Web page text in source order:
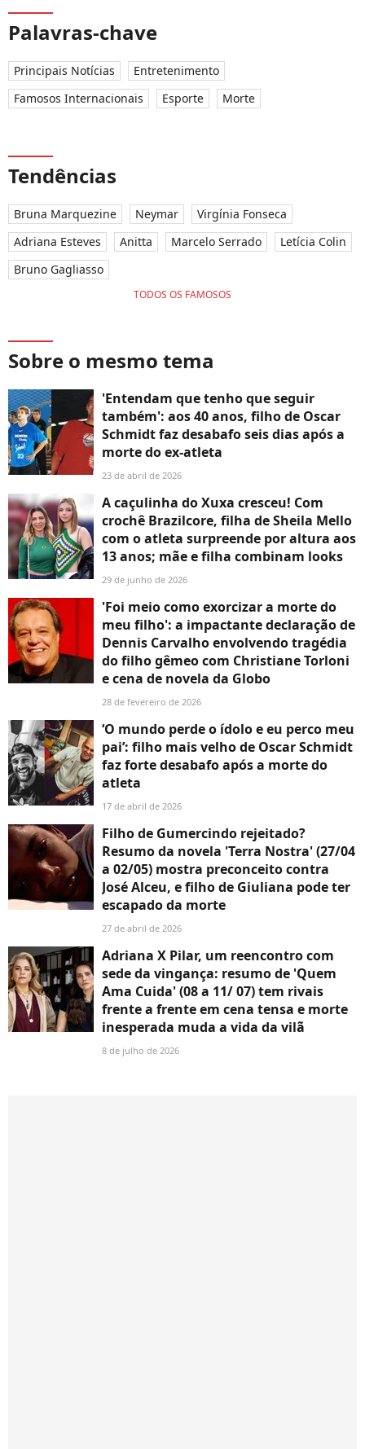
Palavras-chave
Principais Notícias
Entretenimento
Famosos Internacionais
Esporte Morte
Tendências
Bruna Marquezine Neymar
Virgínia Fonseca
Adriana Esteves
Anitta Marcelo Serrado
Letícia Colin
Bruno Gagliasso
TODOS OS FAMOSOS
Sobre o mesmo tema
'Entendam que tenho que seguir
também': aos 40 anos, filho de Oscar
Schmidt faz desabafo seis dias após a
morte do ex-atleta
23 de abril de 2026
A caçulinha do Xuxa cresceu! Com
crochê Brazilcore, filha de Sheila Mello
com o atleta surpreende por altura aos
13 anos; mãe e filha combinam looks
29 de junho de 2026
'Foi meio como exorcizar a morte do
meu filho': a impactante declaração de
Dennis Carvalho envolvendo tragédia
do filho gêmeo com Christiane Torloni
e cena de novela da Globo
28 de fevereiro de 2026
‘O mundo perde o ídolo e eu perco meu
pai’: filho mais velho de Oscar Schmidt
faz forte desabafo após a morte do
atleta
17 de abril de 2026
Filho de Gumercindo rejeitado?
Resumo da novela 'Terra Nostra' (27/04
a 02/05) mostra preconceito contra
José Alceu, e filho de Giuliana pode ter
escapado da morte
27 de abril de 2026
Adriana X Pilar, um reencontro com
sede da vingança: resumo de 'Quem
Ama Cuida' (08 a 11/ 07) tem rivais
frente a frente em cena tensa e morte
inesperada muda a vida da vilã
8 de julho de 2026